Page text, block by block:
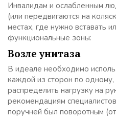
Инвалидам и ослабленным
(или передвигаются на
местах, где нужно вставать
функциональные зоны:
Возле унитаза
В идеале необходимо
каждой из сторон по
распределить нагрузку на
рекомендациям
поручней был поворотным